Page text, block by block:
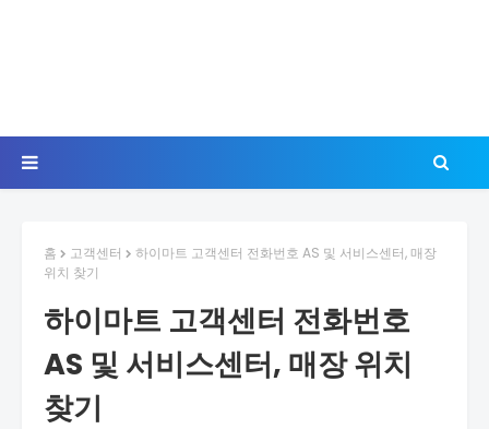
홈 고객센터
하이마트 고객센터 전화번호 AS 및 서비스센터, 매장
위치 찾기
하이마트 고객센터 전화번호
AS 및 서비스센터, 매장 위치
찾기